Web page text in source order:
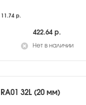
11.74 р.
422.64 р.
Нет в наличии
RA01 32L (20 мм)